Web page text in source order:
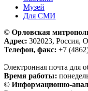
Музей
Для СМИ
© Орловская
Адрес: 302023, Россия,
Телефон, факс: +7
Электронная почта для
Время работы:
© Информационно-